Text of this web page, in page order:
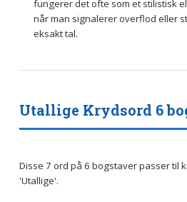
fungerer det ofte som et stilistisk
når man signalerer overflod eller
eksakt tal.
Utallige Krydsord 6
Disse 7 ord på 6 bogstaver passer til
'Utallige'.